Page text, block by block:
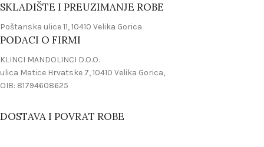
SKLADIŠTE I PREUZIMANJE ROBE
Poštanska ulice 11, 10410 Velika Gorica
PODACI O FIRMI
KLINCI MANDOLINCI D.O.O.
ulica Matice Hrvatske 7, 10410 Velika Gorica,
OIB: 81794608625
DOSTAVA I POVRAT ROBE